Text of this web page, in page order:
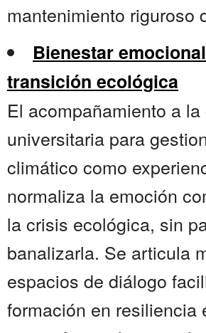
mantenimiento riguroso
Bienestar
transición ecológica
El acompañamiento a
universitaria para
climático como
normaliza la emoción
la crisis ecológica, sin
banalizarla. Se articula
espacios de diálogo
formación en resiliencia